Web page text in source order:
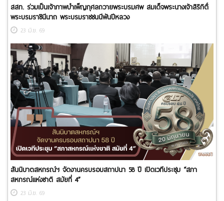
สสท. ร่วมเป็นเจ้าภาพบำเพ็ญกุศลถวายพระบรมศพ สมเด็จพระนางเจ้าสิริกิติ์
พระบรมราชินีนาถ พระบรมราชชนนีพันปีหลวง
23 มิ.ย. 69
สันนิบาตสหกรณ์ฯ จัดงานครบรอบสถาปนา 58 ปี เปิดเวทีประชุม “สภา
สหกรณ์แห่งชาติ สมัยที่ 4”
23 มิ.ย. 69